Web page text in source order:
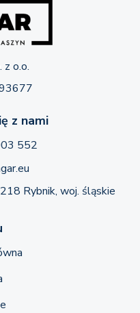
z o.o.
z nami
552
Rybnik, woj. śląskie